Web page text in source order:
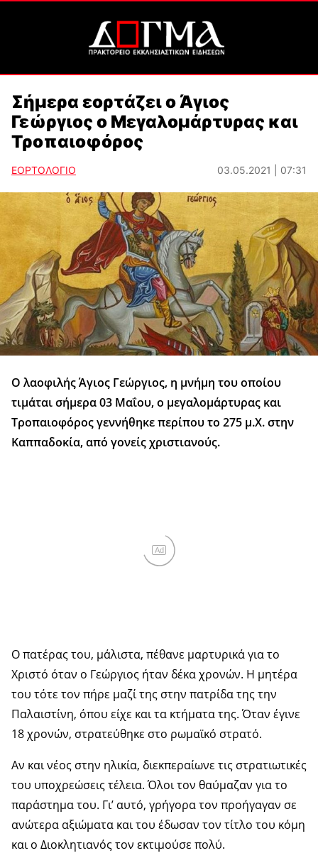
Σήμερα εορτάζει ο Άγιος
Γεώργιος ο Μεγαλομάρτυρας και
Τροπαιοφόρος
ΕΟΡΤΟΛΟΓΙΟ 03.05.2021 | 07:31
Ο λαοφιλής Άγιος Γεώργιος, η μνήμη του οποίου
τιμάται σήμερα 03 Μαΐου, ο μεγαλομάρτυρας και
Τροπαιοφόρος γεννήθηκε περίπου το 275 μ.Χ. στην
Καππαδοκία, από γονείς χριστιανούς.
Ad
Ο πατέρας του, μάλιστα, πέθανε μαρτυρικά για το
Χριστό όταν ο Γεώργιος ήταν δέκα χρονών. Η μητέρα
του τότε τον πήρε μαζί της στην πατρίδα της την
Παλαιστίνη, όπου είχε και τα κτήματα της. Όταν έγινε
18 χρονών, στρατεύθηκε στο ρωμαϊκό στρατό.
Αν και νέος στην ηλικία, διεκπεραίωνε τις στρατιωτικές
του υποχρεώσεις τέλεια. Όλοι τον θαύμαζαν για το
παράστημα του. Γι’ αυτό, γρήγορα τον προήγαγαν σε
ανώτερα αξιώματα και του έδωσαν τον τίτλο του κόμη
και ο Διοκλητιανός τον εκτιμούσε πολύ.